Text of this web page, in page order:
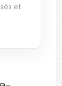
et